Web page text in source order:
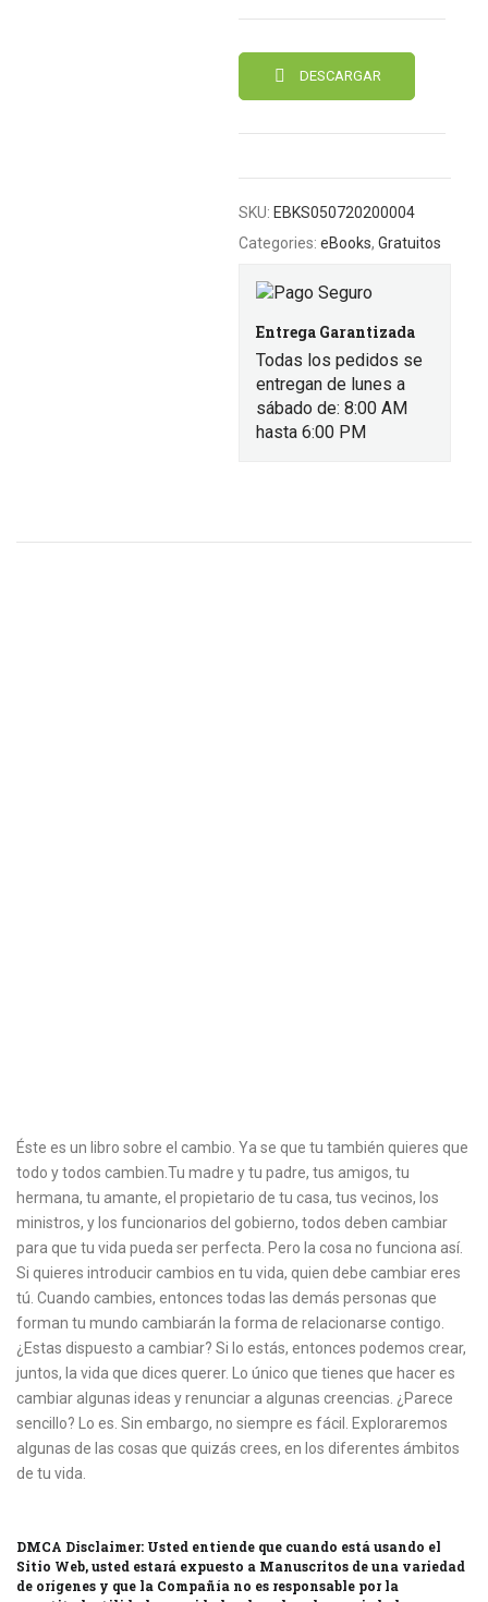
DESCARGAR
SKU: EBKS050720200004
Categories: eBooks, Gratuitos
Entrega Garantizada
Todas los pedidos se
entregan de lunes a
sábado de: 8:00 AM
hasta 6:00 PM
Éste es un libro sobre el cambio. Ya se que tu también quieres que
todo y todos cambien.Tu madre y tu padre, tus amigos, tu
hermana, tu amante, el propietario de tu casa, tus vecinos, los
ministros, y los funcionarios del gobierno, todos deben cambiar
para que tu vida pueda ser perfecta. Pero la cosa no funciona así.
Si quieres introducir cambios en tu vida, quien debe cambiar eres
tú. Cuando cambies, entonces todas las demás personas que
forman tu mundo cambiarán la forma de relacionarse contigo.
¿Estas dispuesto a cambiar? Si lo estás, entonces podemos crear,
juntos, la vida que dices querer. Lo único que tienes que hacer es
cambiar algunas ideas y renunciar a algunas creencias. ¿Parece
sencillo? Lo es. Sin embargo, no siempre es fácil. Exploraremos
algunas de las cosas que quizás crees, en los diferentes ámbitos
de tu vida.
DMCA Disclaimer: Usted entiende que cuando está usando el
Sitio Web, usted estará expuesto a Manuscritos de una variedad
de orígenes y que la Compañía no es responsable por la